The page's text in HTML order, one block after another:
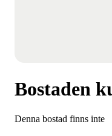
Bostaden
Denna bostad finns inte